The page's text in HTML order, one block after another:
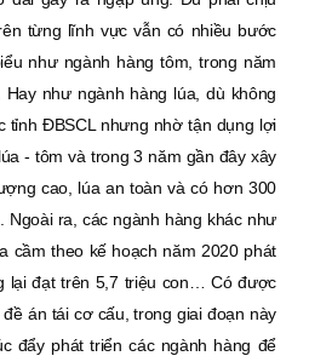
từng lĩnh vực vẫn có nhiều bước
như ngành hàng tôm, trong năm
như ngành hàng lúa, dù không
tỉnh ÐBSCL nhưng nhờ tận dụng lợi
- tôm và trong 3 năm gần đây xây
cao, lúa an toàn và có hơn 300
Ngoài ra, các ngành hàng khác như
cầm theo kế hoạch năm 2020 phát
lại đạt trên 5,7 triệu con… Có được
án tái cơ cấu, trong giai đoạn này
đẩy phát triển các ngành hàng để